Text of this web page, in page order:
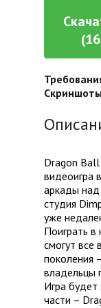
Dragon
видеоигра
аркады
студия
уже
Поиграть
смогут все
поколения
владельцы
Игра
части –